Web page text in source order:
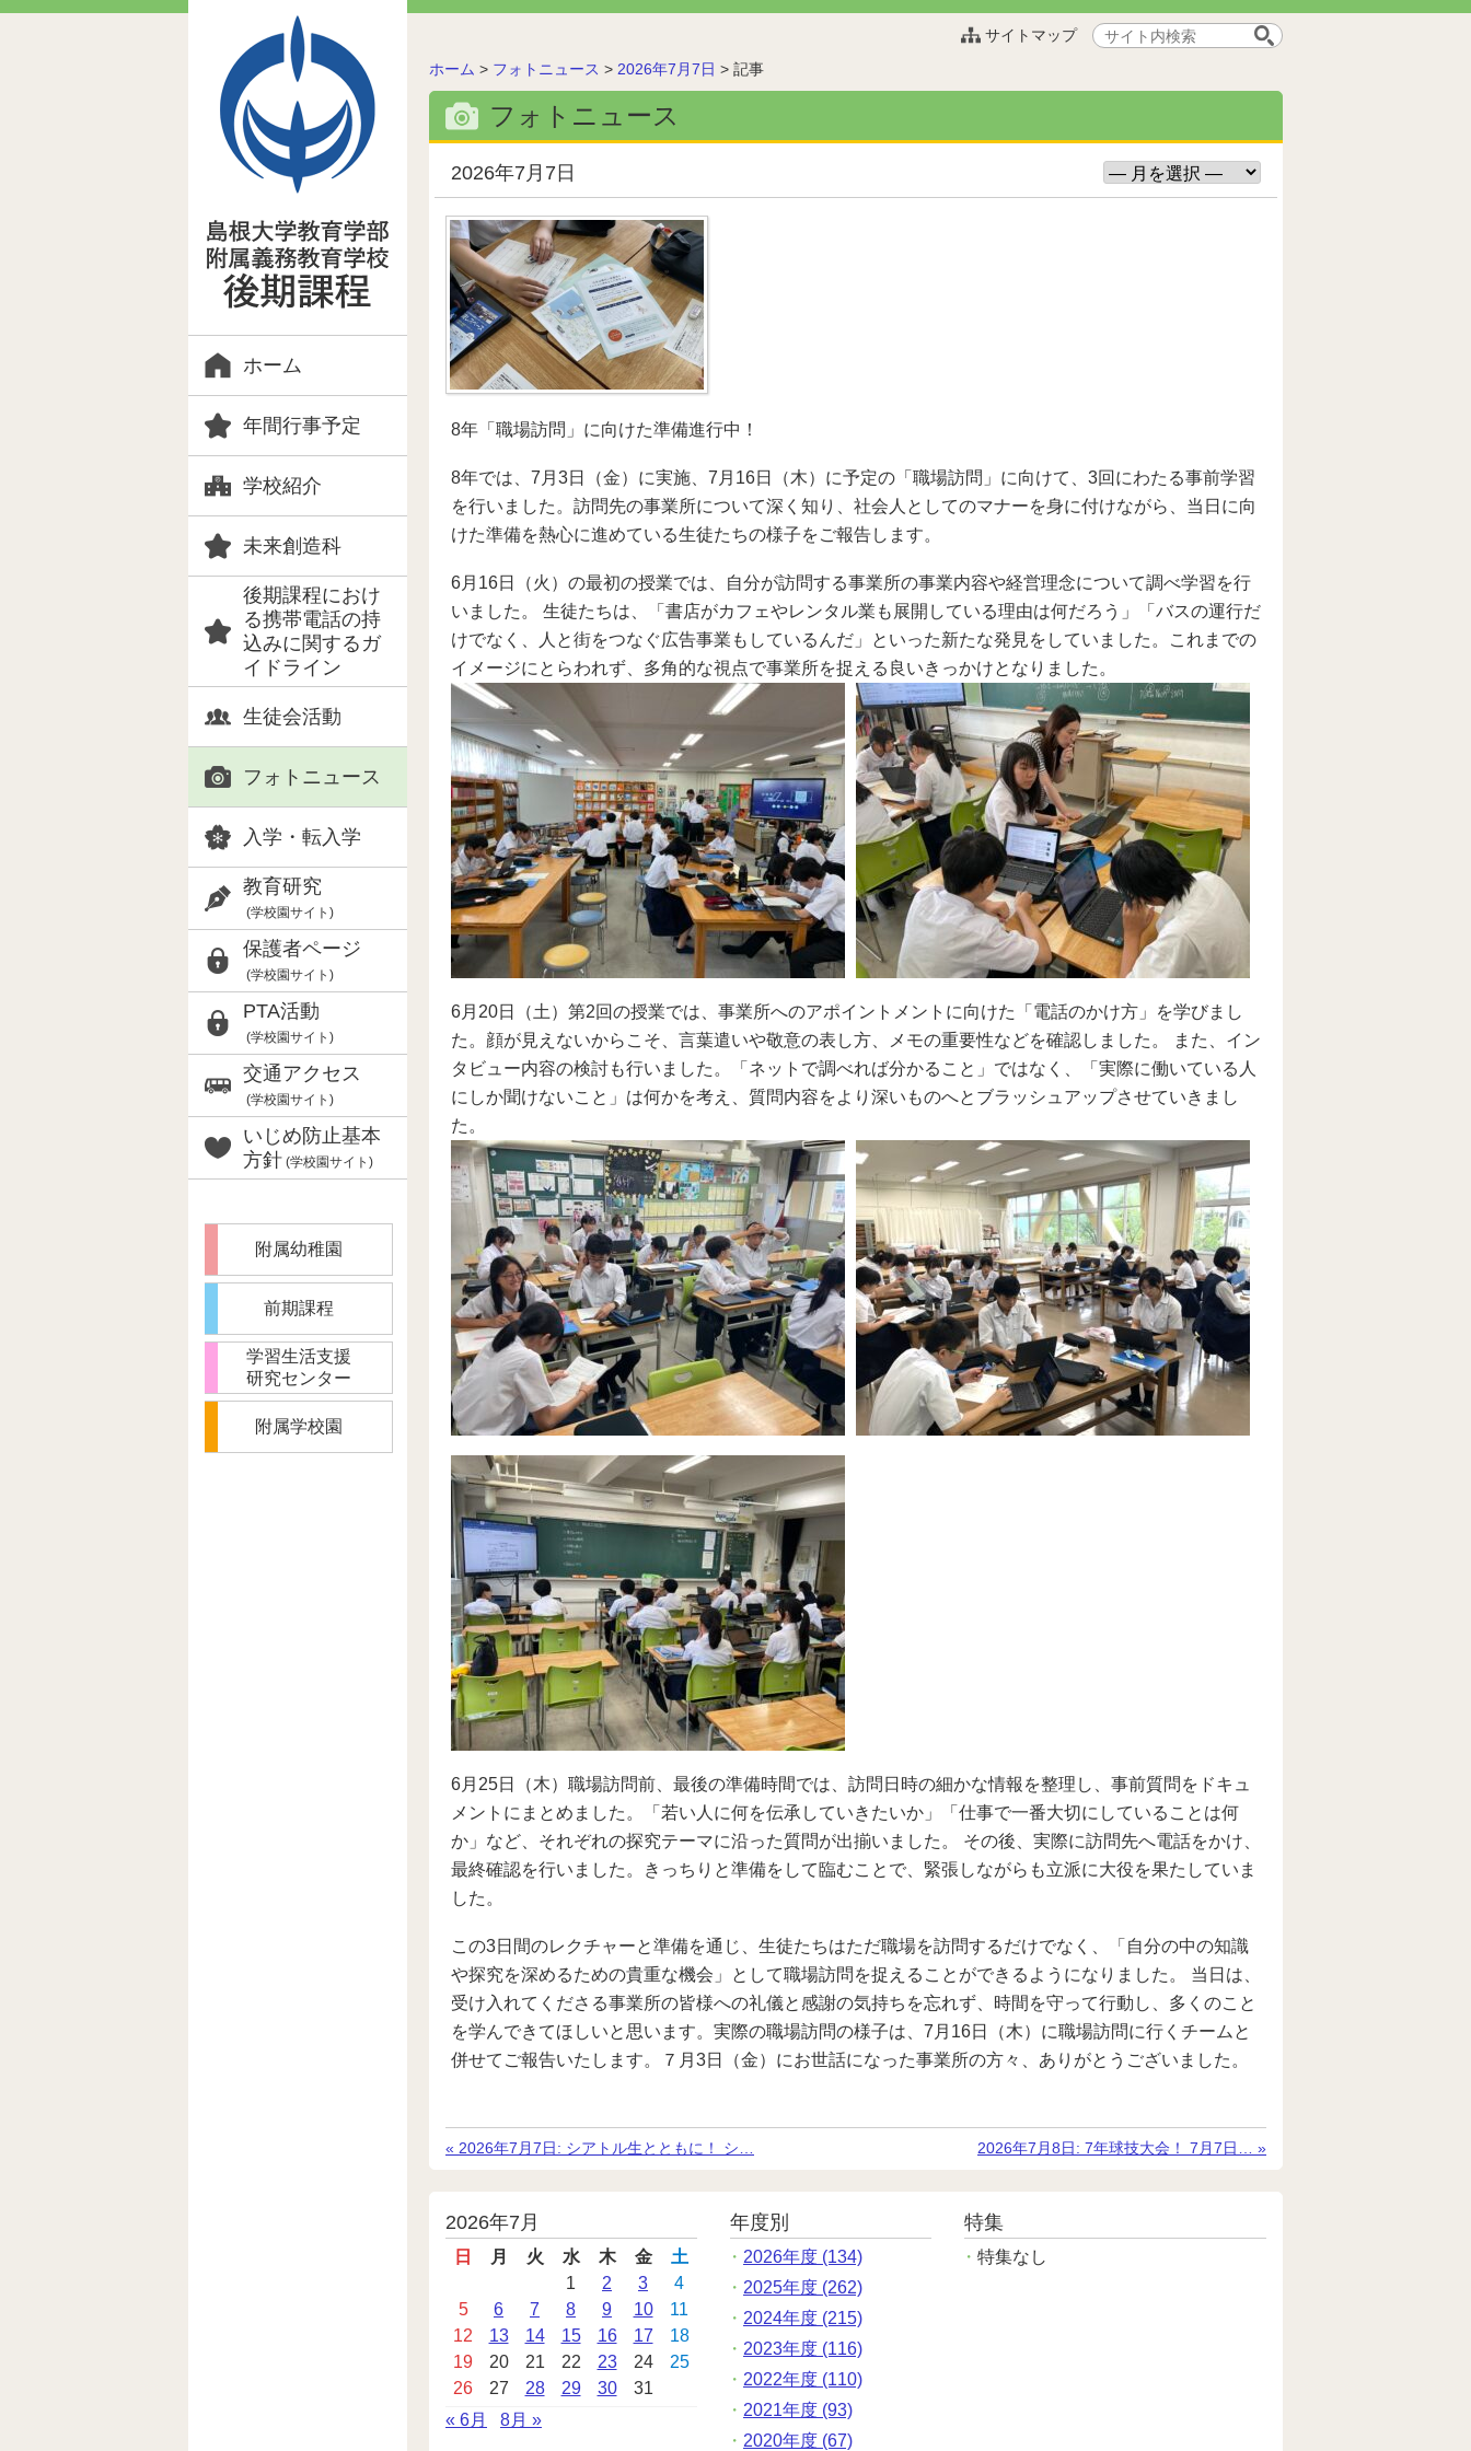
このページの本文へ
ホーム
年間行事予定
学校紹介
未来創造科
後期課程におけ
る携帯電話の持
込みに関するガ
イドライン
生徒会活動
フォトニュース
入学・転入学
教育研究
(学校園サイト)
保護者ページ
(学校園サイト)
PTA活動
(学校園サイト)
交通アクセス
(学校園サイト)
いじめ防止基本
方針 (学校園サイト)
サイトマップ
サ
検
こ
の
ー
ホーム > フォトニュース > 2026年7月7日 > 記事
フォトニュース
2026年7月7日
8年「職場訪問」に向けた準備進行中！
8年では、7月3日（金）に実施、7月16日（木）に予定の「職場訪問」に向けて、3回にわたる事前学習
を行いました。訪問先の事業所について深く知り、社会人としてのマナーを身に付けながら、当日に向
けた準備を熱心に進めている生徒たちの様子をご報告します。
6月16日（火）の最初の授業では、自分が訪問する事業所の事業内容や経営理念について調べ学習を行
いました。 生徒たちは、「書店がカフェやレンタル業も展開している理由は何だろう」「バスの運行だ
けでなく、人と街をつなぐ広告事業もしているんだ」といった新たな発見をしていました。これまでの
イメージにとらわれず、多角的な視点で事業所を捉える良いきっかけとなりました。
6月20日（土）第2回の授業では、事業所へのアポイントメントに向けた「電話のかけ方」を学びまし
た。顔が見えないからこそ、言葉遣いや敬意の表し方、メモの重要性などを確認しました。 また、イン
タビュー内容の検討も行いました。「ネットで調べれば分かること」ではなく、「実際に働いている人
にしか聞けないこと」は何かを考え、質問内容をより深いものへとブラッシュアップさせていきまし
た。
6月25日（木）職場訪問前、最後の準備時間では、訪問日時の細かな情報を整理し、事前質問をドキュ
メントにまとめました。「若い人に何を伝承していきたいか」「仕事で一番大切にしていることは何
か」など、それぞれの探究テーマに沿った質問が出揃いました。 その後、実際に訪問先へ電話をかけ、
最終確認を行いました。きっちりと準備をして臨むことで、緊張しながらも立派に大役を果たしていま
した。
この3日間のレクチャーと準備を通じ、生徒たちはただ職場を訪問するだけでなく、「自分の中の知識
や探究を深めるための貴重な機会」として職場訪問を捉えることができるようになりました。 当日は、
受け入れてくださる事業所の皆様への礼儀と感謝の気持ちを忘れず、時間を守って行動し、多くのこと
を学んできてほしいと思います。実際の職場訪問の様子は、7月16日（木）に職場訪問に行くチームと
併せてご報告いたします。７月3日（金）にお世話になった事業所の方々、ありがとうございました。
« 前
事
2026年7月7日: シアトル生とともに！ シ…
次
事
2026年7月8日: 7年球技大会！ 7月7日… »
投
稿
レ
ン
ダ
ー
2026年7月
日 月 火 水 木 金
土
1
2 3
4
5
6 7 8 9 10
11
12
13 14 15 16 17
18
19
20 21 22 23 24
25
26
27 28 29 30
31
« 6月
8月 »
年度別
2026年度 (134)
2025年度 (262)
2024年度 (215)
2023年度 (116)
2022年度 (110)
2021年度 (93)
2020年度 (67)
特集
特集なし
附属幼稚園
前期課程
学習生活支援
研究センター
附属学校園